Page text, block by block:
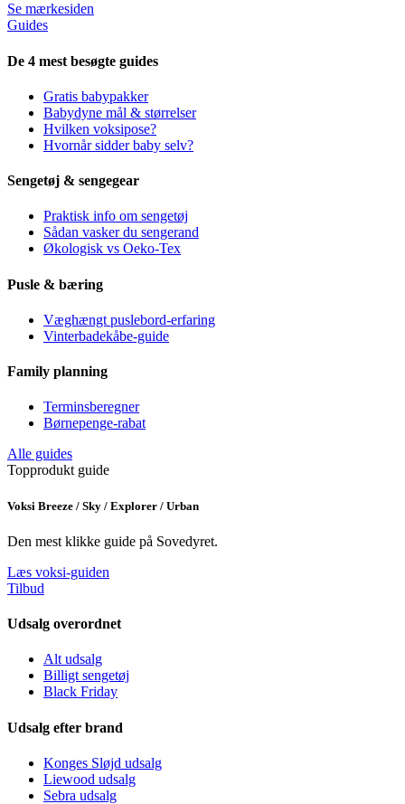
Se mærkesiden
Guides
De 4 mest besøgte guides
Gratis babypakker
Babydyne mål & størrelser
Hvilken voksipose?
Hvornår sidder baby selv?
Sengetøj & sengegear
Praktisk info om sengetøj
Sådan vasker du sengerand
Økologisk vs Oeko-Tex
Pusle & bæring
Væghængt puslebord-erfaring
Vinterbadekåbe-guide
Family planning
Terminsberegner
Børnepenge-rabat
Alle guides
Topprodukt guide
Voksi Breeze / Sky / Explorer / Urban
Den mest klikke guide på Sovedyret.
Læs voksi-guiden
Tilbud
Udsalg overordnet
Alt udsalg
Billigt sengetøj
Black Friday
Udsalg efter brand
Konges Sløjd udsalg
Liewood udsalg
Sebra udsalg